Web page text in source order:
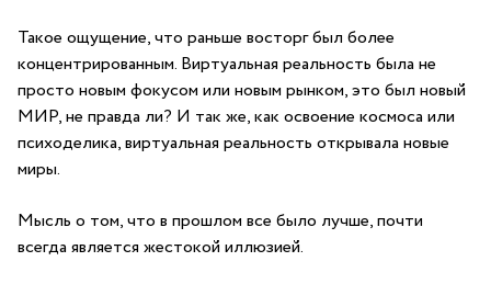
Такое ощущение, что раньше восторг был более
концентрированным. Виртуальная реальность была не
просто новым фокусом или новым рынком, это был новый
МИР, не правда ли? И так же, как освоение космоса или
психоделика, виртуальная реальность открывала новые
миры.
Мысль о том, что в прошлом все было лучше, почти
всегда является жестокой иллюзией.